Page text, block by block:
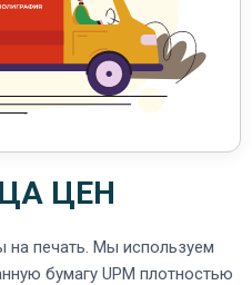
ЦЕН
на печать. Мы используем
бумагу UPM плотностью